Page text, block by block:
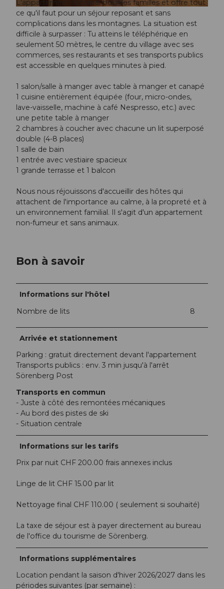
S
a
l
l
e
à
a
n
g
e
r
e
d
e
b
a
i
n
b
r
e
à
c
o
u
h
e
r
L'appartement est idéal pour les familles et offre tout
ce qu'il faut pour un séjour reposant et sans
complications dans les montagnes. La situation est
difficile à surpasser : Tu atteins le téléphérique en
seulement 50 mètres, le centre du village avec ses
commerces, ses restaurants et ses transports publics
est accessible en quelques minutes à pied.
1 salon/salle à manger avec table à manger et canapé
1 cuisine entièrement équipée (four, micro-ondes,
lave-vaisselle, machine à café Nespresso, etc.) avec
une petite table à manger
2 chambres à coucher avec chacune un lit superposé
double (4-8 places)
1 salle de bain
1 entrée avec vestiaire spacieux
1 grande terrasse et 1 balcon
Nous nous réjouissons d'accueillir des hôtes qui
attachent de l'importance au calme, à la propreté et à
un environnement familial. Il s'agit d'un appartement
non-fumeur et sans animaux.
Bon à savoir
Informations sur l'hôtel
Nombre de lits
8
Arrivée et stationnement
Parking : gratuit directement devant l'appartement
Transports publics : env. 3 min jusqu'à l'arrêt
Sörenberg Post
Transports en commun
- Juste à côté des remontées mécaniques
- Au bord des pistes de ski
- Situation centrale
Informations sur les tarifs
Prix par nuit CHF 200.00 frais annexes inclus
Linge de lit CHF 15.00 par lit
Nettoyage final CHF 110.00 ( seulement si souhaité)
La taxe de séjour est à payer directement au bureau
de l'office du tourisme de Sörenberg.
Informations supplémentaires
Location pendant la saison d'hiver 2026/2027 dans les
périodes suivantes (par semaine) :